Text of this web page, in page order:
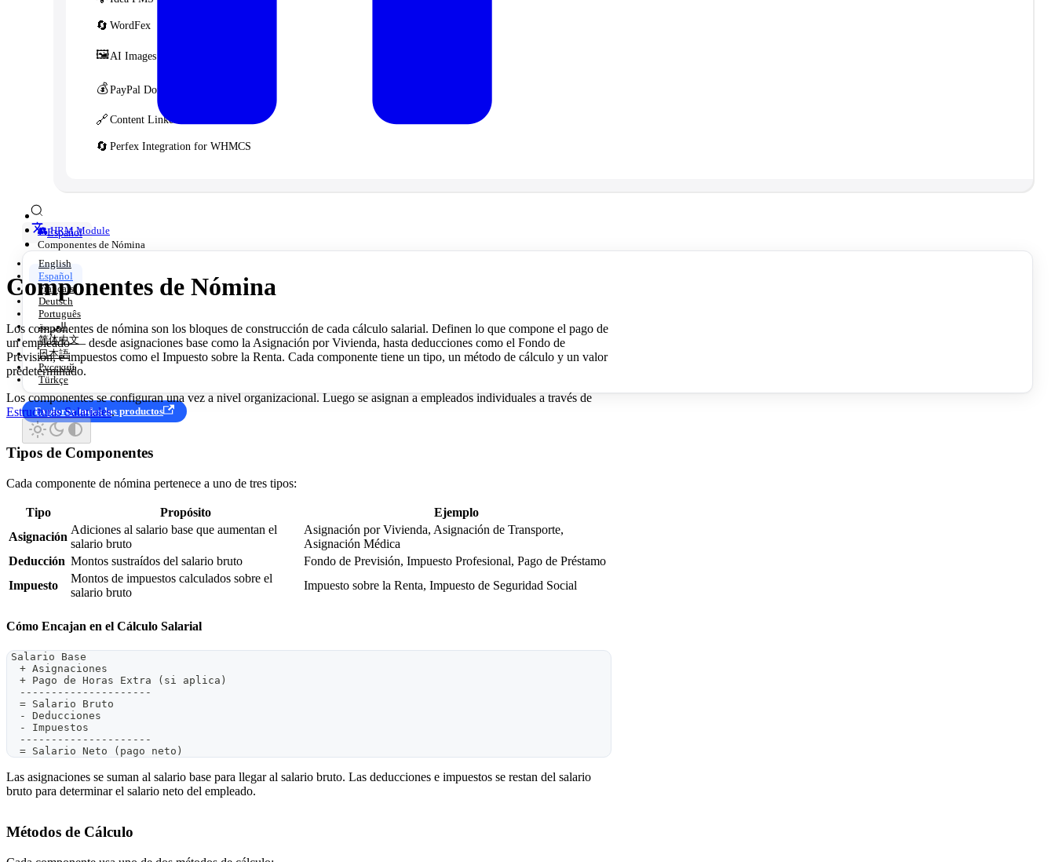
🔄 WordFex
🖼️AI Images
💰PayPal Donation CF7
🔗 Content Linker
🔄 Perfex Integration for WHMCS
Español
English
Español
Français
Deutsch
Português
العربية
简体中文
日本語
Русский
Türkçe
Explorar todos los productos
👥 HRM Module
Componentes de Nómina
Componentes de Nómina
Los componentes de nómina son los bloques de construcción de cada cálculo salarial. Definen lo que compone el pago de
un empleado — desde asignaciones base como la Asignación por Vivienda, hasta deducciones como el Fondo de
Previsión, e impuestos como el Impuesto sobre la Renta. Cada componente tiene un tipo, un método de cálculo y un valor
predeterminado.
Los componentes se configuran una vez a nivel organizacional. Luego se asignan a empleados individuales a través de
Estructuras Salariales.
Tipos de Componentes
Cada componente de nómina pertenece a uno de tres tipos:
Tipo Propósito
Ejemplo
Asignación
Adiciones al salario base que aumentan el
salario bruto
Asignación por Vivienda, Asignación de Transporte,
Asignación Médica
Deducción Montos sustraídos del salario bruto
Fondo de Previsión, Impuesto Profesional, Pago de Préstamo
Impuesto
Montos de impuestos calculados sobre el
salario bruto
Impuesto sobre la Renta, Impuesto de Seguridad Social
Cómo Encajan en el Cálculo Salarial
Salario Base
  + Asignaciones
  + Pago de Horas Extra (si aplica)
  ---------------------
  = Salario Bruto
  - Deducciones
  - Impuestos
  ---------------------
  = Salario Neto (pago neto)
Las asignaciones se suman al salario base para llegar al salario bruto. Las deducciones e impuestos se restan del salario
bruto para determinar el salario neto del empleado.
Métodos de Cálculo